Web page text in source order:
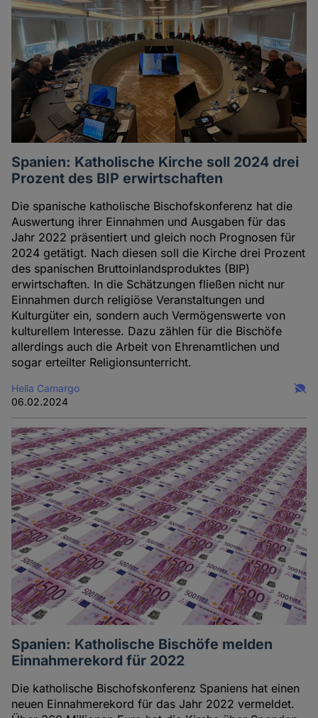
Spanien: Katholische Kirche soll 2024 drei
Prozent des BIP erwirtschaften
Die spanische katholische Bischofskonferenz hat die
Auswertung ihrer Einnahmen und Ausgaben für das
Jahr 2022 präsentiert und gleich noch Prognosen für
2024 getätigt. Nach diesen soll die Kirche drei Prozent
des spanischen Bruttoinlandsproduktes (BIP)
erwirtschaften. In die Schätzungen fließen nicht nur
Einnahmen durch religiöse Veranstaltungen und
Kulturgüter ein, sondern auch Vermögenswerte von
kulturellem Interesse. Dazu zählen für die Bischöfe
allerdings auch die Arbeit von Ehrenamtlichen und
sogar erteilter Religionsunterricht.
Hella Camargo
06.02.2024
Spanien: Katholische Bischöfe melden
Einnahmerekord für 2022
Die katholische Bischofskonferenz Spaniens hat einen
neuen Einnahmerekord für das Jahr 2022 vermeldet.